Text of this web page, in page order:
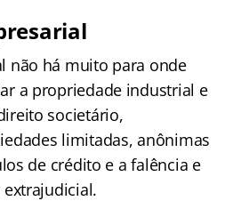
não há muito para onde
a propriedade industrial e
societário,
limitadas, anônimas
de crédito e a falência e